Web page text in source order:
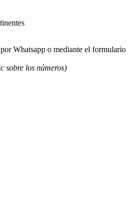
Whatsapp o mediante el formulario
sobre los números)